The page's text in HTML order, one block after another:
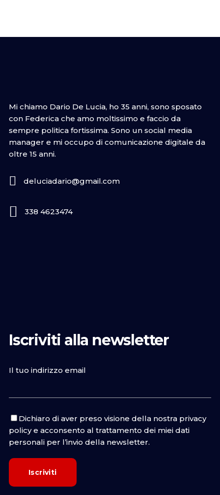
Mi chiamo Dario De Lucia, ho 35 anni, sono sposato
con Federica che amo moltissimo e faccio da
sempre politica fortissima. Sono un social media
manager e mi occupo di comunicazione digitale da
oltre 15 anni.
deluciadario@gmail.com
338 4623474
Iscriviti alla newsletter
Il tuo indirizzo email
Dichiaro di aver preso visione della nostra privacy
policye acconsento al trattamento dei miei dati
personali per l’invio della newsletter.